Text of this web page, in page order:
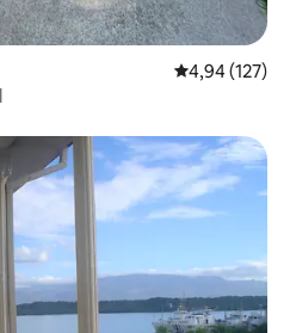
4,94 de uma
4,94 (127)